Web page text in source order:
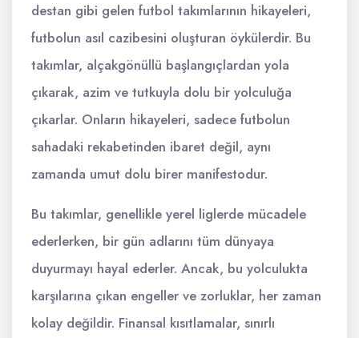
destan gibi gelen futbol takımlarının hikayeleri,
futbolun asıl cazibesini oluşturan öykülerdir. Bu
takımlar, alçakgönüllü başlangıçlardan yola
çıkarak, azim ve tutkuyla dolu bir yolculuğa
çıkarlar. Onların hikayeleri, sadece futbolun
sahadaki rekabetinden ibaret değil, aynı
zamanda umut dolu birer manifestodur.
Bu takımlar, genellikle yerel liglerde mücadele
ederlerken, bir gün adlarını tüm dünyaya
duyurmayı hayal ederler. Ancak, bu yolculukta
karşılarına çıkan engeller ve zorluklar, her zaman
kolay değildir. Finansal kısıtlamalar, sınırlı